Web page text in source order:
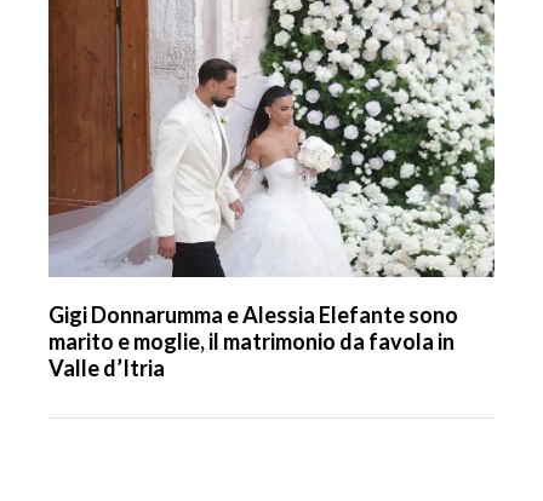
Gigi Donnarumma e Alessia Elefante sono
marito e moglie, il matrimonio da favola in
Valle d’Itria